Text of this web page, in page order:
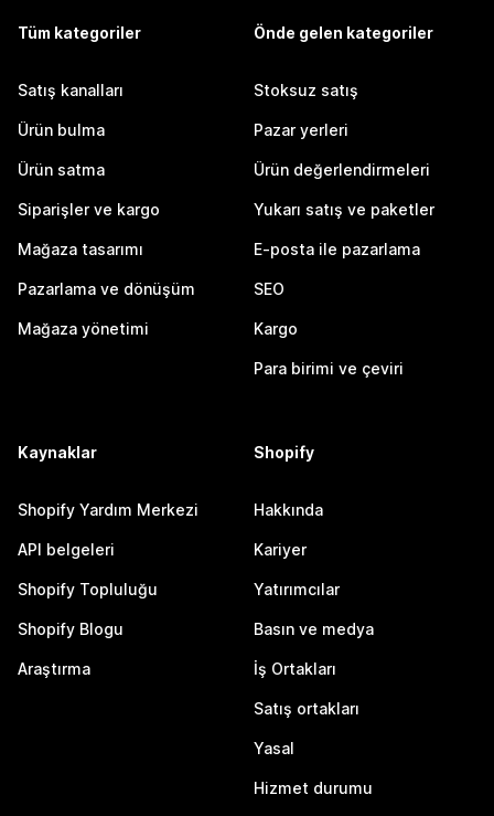
Tüm kategoriler
Satış kanalları
Ürün bulma
Ürün satma
Siparişler ve kargo
Mağaza tasarımı
Pazarlama ve dönüşüm
Mağaza yönetimi
Önde gelen kategoriler
Stoksuz satış
Pazar yerleri
Ürün değerlendirmeleri
Yukarı satış ve paketler
E-posta ile pazarlama
SEO
Kargo
Para birimi ve çeviri
Kaynaklar
Shopify Yardım Merkezi
API belgeleri
Shopify Topluluğu
Shopify Blogu
Araştırma
Shopify
Hakkında
Kariyer
Yatırımcılar
Basın ve medya
İş Ortakları
Satış ortakları
Yasal
Hizmet durumu